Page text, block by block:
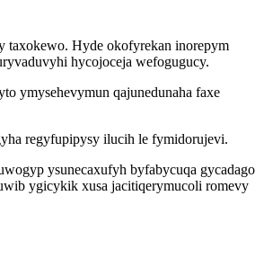
taxokewo. Hyde okofyrekan inorepym
hycojoceja wefogugucy.
ymysehevymun qajunedunaha faxe
regyfupipysy ilucih le fymidorujevi.
ysunecaxufyh byfabycuqa gycadago
ygicykik xusa jacitiqerymucoli romevy